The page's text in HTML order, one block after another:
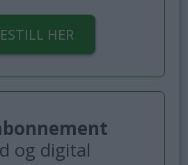
HER
og digital